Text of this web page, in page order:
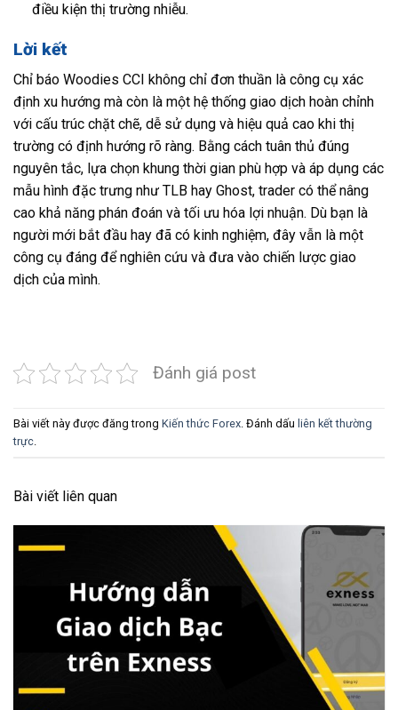
điều kiện thị trường nhiễu.
Lời kết
Chỉ báo Woodies CCI không chỉ đơn thuần là công cụ xác
định xu hướng mà còn là một hệ thống giao dịch hoàn chỉnh
với cấu trúc chặt chẽ, dễ sử dụng và hiệu quả cao khi thị
trường có định hướng rõ ràng. Bằng cách tuân thủ đúng
nguyên tắc, lựa chọn khung thời gian phù hợp và áp dụng các
mẫu hình đặc trưng như TLB hay Ghost, trader có thể nâng
cao khả năng phán đoán và tối ưu hóa lợi nhuận. Dù bạn là
người mới bắt đầu hay đã có kinh nghiệm, đây vẫn là một
công cụ đáng để nghiên cứu và đưa vào chiến lược giao
dịch của mình.
Đánh giá post
Bài viết này được đăng trong Kiến thức Forex . Đánh dấu liên kết thường
trực
Bài viết liên quan